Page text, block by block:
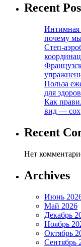
Recent
Интимная
почему
Степ-
Польза
для
Как
вид —
Recent
Нет
Archives
Июнь
Май 2026
Декабрь
Ноябрь
Октябрь
Сентябрь